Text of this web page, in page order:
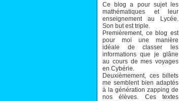
Ce blog a pour sujet les
mathématiques et leur
enseignement au Lycée.
Son but est triple.
Premièrement, ce blog est
pour moi une manière
idéale de classer les
informations que je glâne
au cours de mes voyages
en Cybérie.
Deuxièmement, ces billets
me semblent bien adaptés
à la génération zapping de
nos élèves. Ces textes